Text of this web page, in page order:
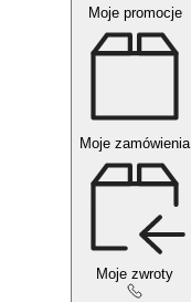
Moje promocje
Moje zamówienia
Moje zwroty